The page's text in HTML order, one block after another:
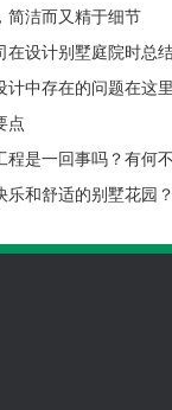
简洁而又精于细节
在设计别墅庭院时总
计中存在的问题在这里
点
程是一回事吗？有何
乐和舒适的别墅花园？